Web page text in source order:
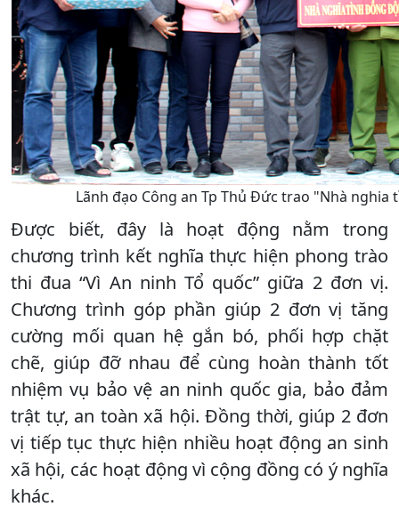
Lãnh đạo Công an Tp Thủ Đức trao "Nhà
Được biết, đây là hoạt động nằm trong
chương trình kết nghĩa thực hiện phong trào
thi đua “Vì An ninh Tổ quốc” giữa 2 đơn vị.
Chương trình góp phần giúp 2 đơn vị tăng
cường mối quan hệ gắn bó, phối hợp chặt
chẽ, giúp đỡ nhau để cùng hoàn thành tốt
nhiệm vụ bảo vệ an ninh quốc gia, bảo đảm
trật tự, an toàn xã hội. Đồng thời, giúp 2 đơn
vị tiếp tục thực hiện nhiều hoạt động an sinh
xã hội, các hoạt động vì cộng đồng có ý nghĩa
khác.